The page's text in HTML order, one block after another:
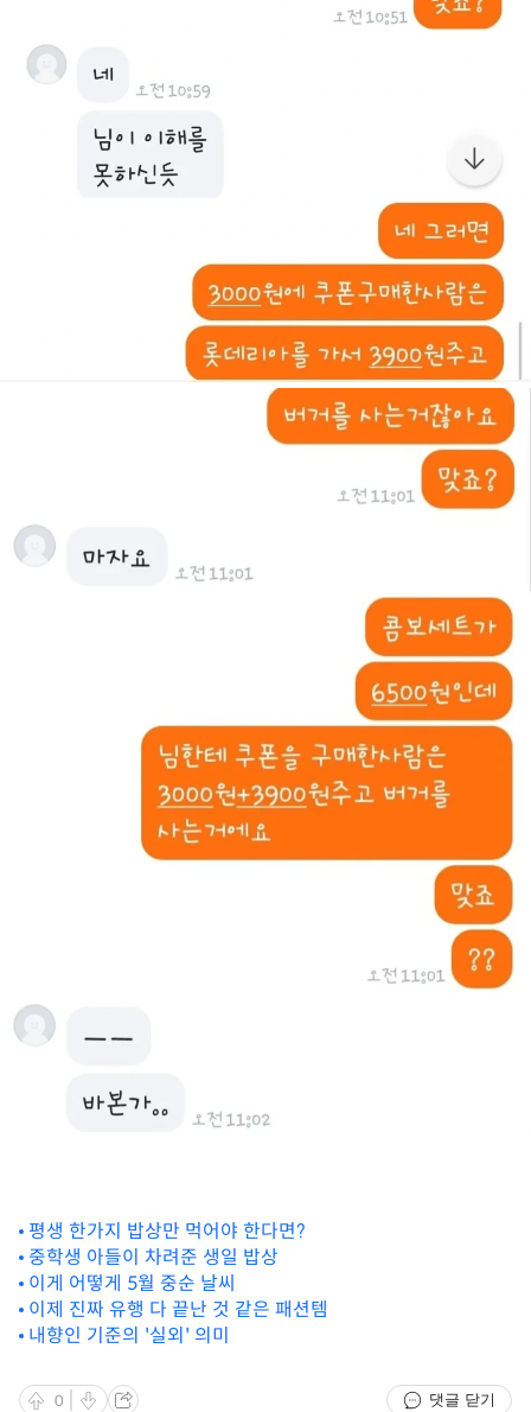
평생 한가지 밥상만 먹어야 한다면?
중학생 아들이 차려준 생일 밥상
이게 어떻게 5월 중순 날씨
이제 진짜 유행 다 끝난 것 같은 패션템
내향인 기준의 '실외' 의미
0 댓글 닫기